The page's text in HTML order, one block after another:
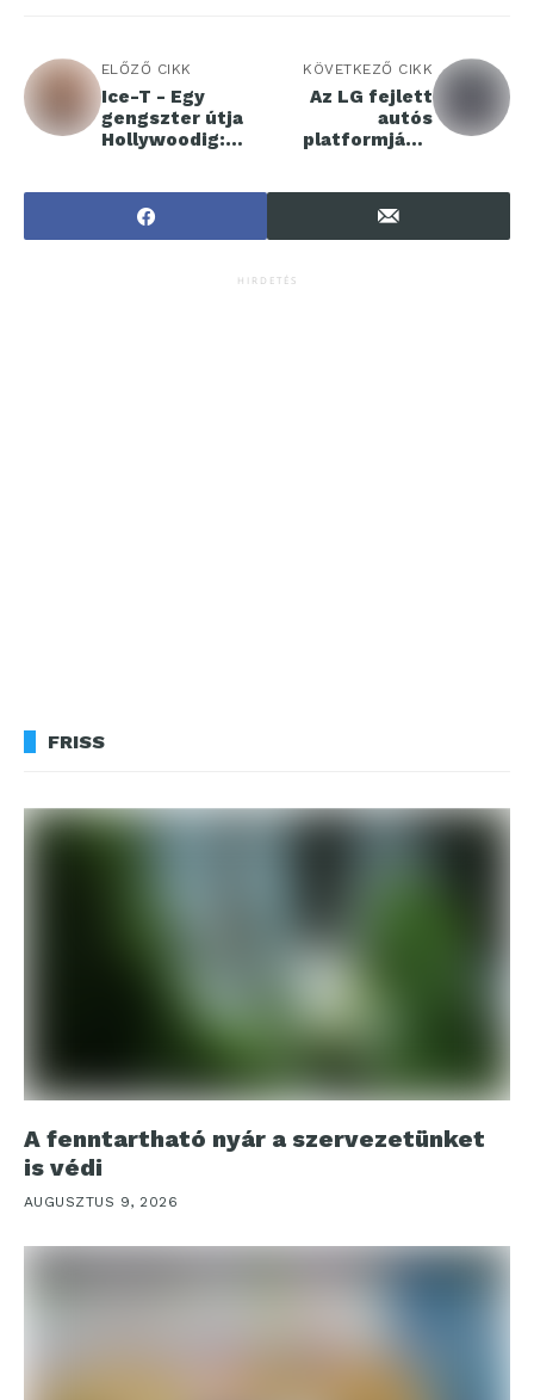
ELŐZŐ CIKK
Ice-T - Egy
gengszter útja
Hollywoodig:
legenda
KÖVETKEZŐ CIKK
Az LG fejlett
autós
platformjával
elektromos
járműve
HIRDETÉS
FRISS
A fenntartható nyár a szervezetünket
is védi
AUGUSZTUS 9, 2026